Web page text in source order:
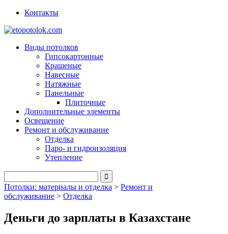
Контакты
Виды потолков
Гипсокартонные
Крашеные
Навесные
Натяжные
Панельные
Плиточные
Дополнительные элементы
Освещение
Ремонт и обслуживание
Отделка
Паро- и гидроизоляция
Утепление
Потолки: материалы и отделка > Ремонт и
обслуживание > Отделка
Деньги до зарплаты в Казахстане